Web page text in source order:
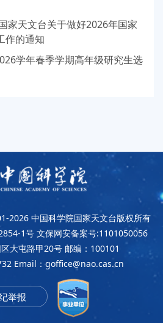
家天文台关于做好2026年国家
作的通知
学年春季学期高年级研究生选
2026 中国科学院国家天文台版权所有
1号 文保网安备案号:1101050056
大屯路甲20号 邮编：100101
Email：goffice@nao.cas.cn
举报